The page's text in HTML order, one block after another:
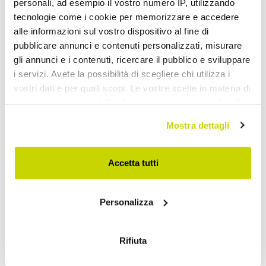
personali, ad esempio il vostro numero IP, utilizzando
tecnologie come i cookie per memorizzare e accedere
alle informazioni sul vostro dispositivo al fine di
pubblicare annunci e contenuti personalizzati, misurare
gli annunci e i contenuti, ricercare il pubblico e sviluppare
i servizi. Avete la possibilità di scegliere chi utilizza i
vostri dati e per quali scopi. Le vostre scelte in materia di
modificare o revocare il proprio consenso in qualsiasi
momento dalla Dichiarazione sui cookie o facendo clic
sull'icona di attivazione della privacy.
raccogliere informazioni sulla tua posizione
Identificare il tuo dispositivo, scansionandolo
Mostra dettagli
Accetta tutti
Personalizza
Rifiuta
Stojaki na Butelki Design